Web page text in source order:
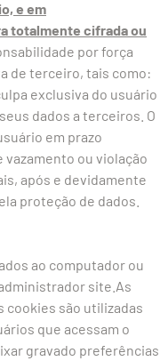
e em
totalmente cifrada ou
por força
de terceiro, tais como:
exclusiva do usuário
dados a terceiros. O
em prazo
ou violação
após e devidamente
proteção de dados.
ao computador ou
site.As
cookies são utilizadas
que acessam o
gravado preferências